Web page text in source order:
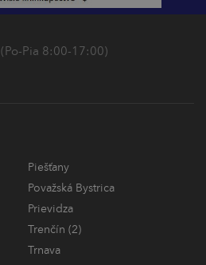
(Po-Pia 8:00-17:00)
Piešťany
Považská Bystrica
Prievidza
Trenčín (2)
Trnava